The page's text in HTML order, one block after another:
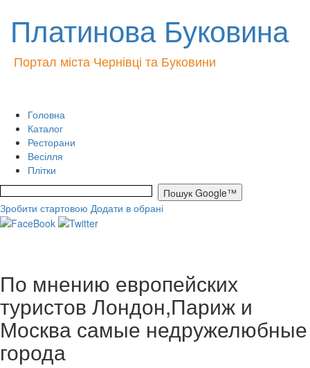
Платинова Буковина
Портал міста Чернівці та Буковини
Головна
Каталог
Ресторани
Весілля
Плітки
Зробити стартовою Додати в обрані
По мнению европейских
туристов Лондон,Париж и
Москва самые недружелюбные
города